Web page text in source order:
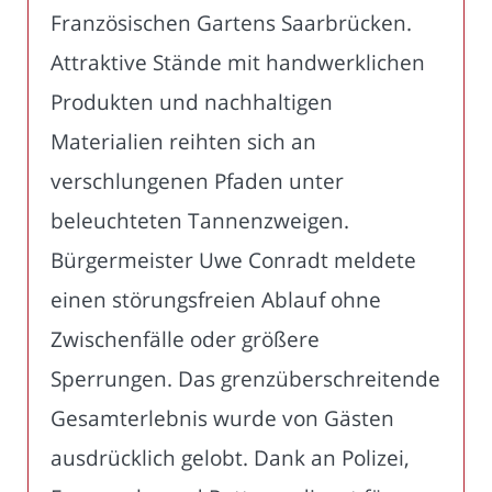
Französischen Gartens Saarbrücken.
Attraktive Stände mit handwerklichen
Produkten und nachhaltigen
Materialien reihten sich an
verschlungenen Pfaden unter
beleuchteten Tannenzweigen.
Bürgermeister Uwe Conradt meldete
einen störungsfreien Ablauf ohne
Zwischenfälle oder größere
Sperrungen. Das grenzüberschreitende
Gesamterlebnis wurde von Gästen
ausdrücklich gelobt. Dank an Polizei,